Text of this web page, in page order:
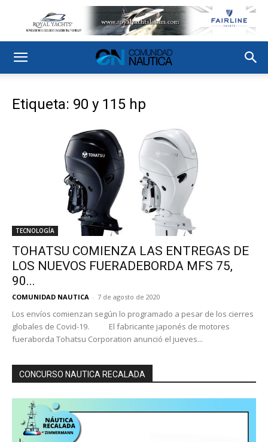
Etiqueta: 90 y 115 hp
TECNOLOGÍA
TOHATSU COMIENZA LAS ENTREGAS DE
LOS NUEVOS FUERADEBORDA MFS 75,
90...
COMUNIDAD NAUTICA - 7 de agosto de 2020
Los envíos comienzan según lo programado a pesar de los cierres
globales de Covid-19. El fabricante japonés de motores
fueraborda Tohatsu Corporation anunció el jueves...
CONCURSO NAUTICA RECALADA